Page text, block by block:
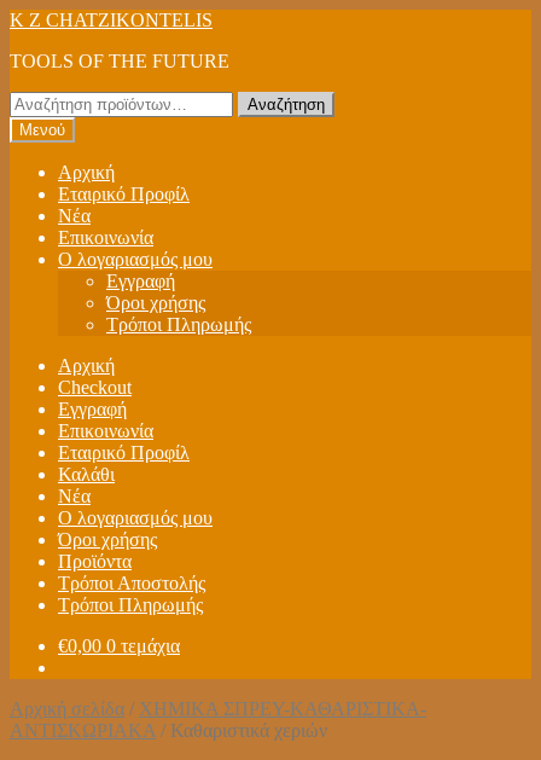
Απευθείας
στην
Μετάβαση
περιεχόμενο
K Z CHATZIKONTELIS
TOOLS OF THE FUTURE
Αναζήτηση
για:
Αναζήτηση
Μενού
Αρχική
Εταιρικό Προφίλ
Νέα
Επικοινωνία
Ο λογαριασμός μου
Εγγραφή
Όροι χρήσης
Τρόποι Πληρωμής
Αρχική
Checkout
Εγγραφή
Επικοινωνία
Εταιρικό Προφίλ
Καλάθι
Νέα
Ο λογαριασμός μου
Όροι χρήσης
Προϊόντα
Τρόποι Αποστολής
Τρόποι Πληρωμής
€0,00 0 τεμάχια
Αρχική σελίδα / ΧΗΜΙΚΑ ΣΠΡΕΥ-ΚΑΘΑΡΙΣΤΙΚΑ-
ΑΝΤΙΣΚΩΡΙΑΚΑ / Καθαριστικά χεριών